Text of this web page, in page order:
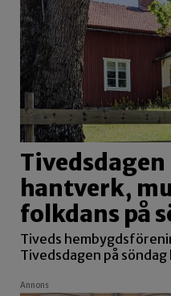
Tivedsdagen
hantverk,
folkdans på
Tiveds
Tivedsdagen på
Annons